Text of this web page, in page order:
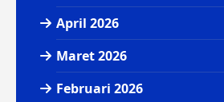
April 2026
Maret 2026
Februari 2026